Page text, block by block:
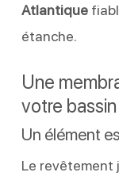
Atlantique
étanche.
Une
votre bassin
Un élément
Le revêtement